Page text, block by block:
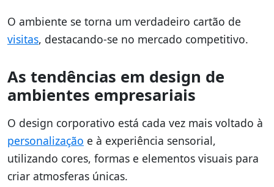
O ambiente se torna um verdadeiro cartão de
visitas, destacando-se no mercado competitivo.
As tendências em design de
ambientes empresariais
O design corporativo está cada vez mais voltado à
personalização e à experiência sensorial,
utilizando cores, formas e elementos visuais para
criar atmosferas únicas.